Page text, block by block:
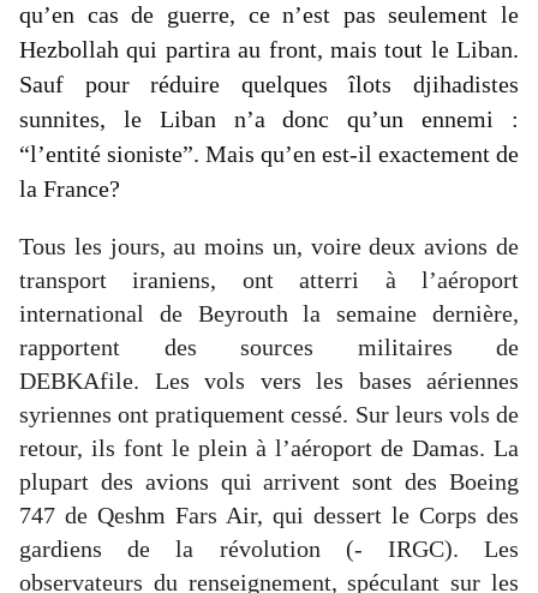
qu’en cas de guerre, ce n’est pas seulement le
Hezbollah qui partira au front, mais tout le Liban.
Sauf pour réduire quelques îlots djihadistes
sunnites, le Liban n’a donc qu’un ennemi :
“l’entité sioniste”. Mais qu’en est-il exactement de
la France?
Tous les jours, au moins un, voire deux avions de
transport iraniens, ont atterri à l’aéroport
international de Beyrouth la semaine dernière,
rapportent des sources militaires de
DEBKAfile. Les vols vers les bases aériennes
syriennes ont pratiquement cessé. Sur leurs vols de
retour, ils font le plein à l’aéroport de Damas. La
plupart des avions qui arrivent sont des Boeing
747 de Qeshm Fars Air, qui dessert le Corps des
gardiens de la révolution (- IRGC). Les
observateurs du renseignement, spéculant sur les